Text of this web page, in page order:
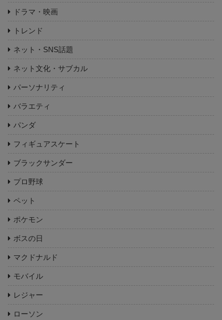
ドラマ・映画
トレンド
ネット・SNS話題
ネット文化・サブカル
パーソナリティ
バラエティ
パンダ
フィギュアスケート
ブラックサンダー
プロ野球
ペット
ポケモン
ボスの日
マクドナルド
モバイル
レジャー
ローソン